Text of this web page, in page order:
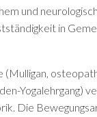
und
in
Yogalehrgang)
Die